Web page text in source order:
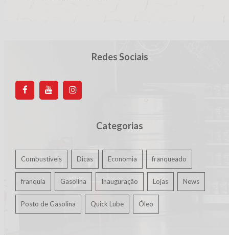
Redes Sociais
Categorias
Combustíveis Dicas Economia franqueado
franquia Gasolina Inauguração Lojas News
Posto de Gasolina Quick Lube Óleo